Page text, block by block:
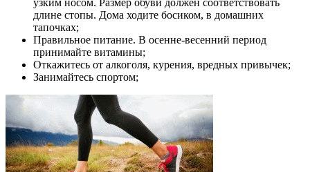
узким носом. Размер обуви должен соответствовать
длине стопы. Дома ходите босиком, в домашних
тапочках;
Правильное питание. В осенне-весенний период
принимайте витамины;
Откажитесь от алкоголя, курения, вредных привычек;
Занимайтесь спортом;